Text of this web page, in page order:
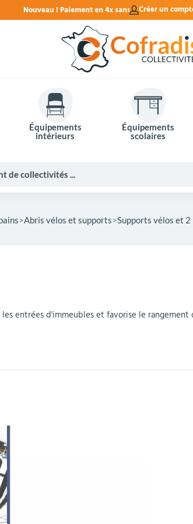
en 4x sans frais. Créer un
Équipements
intérieurs
Équipements
scolaires
Abris vélos et supports Supports vélos et 2
entrées d'immeubles et favorise le